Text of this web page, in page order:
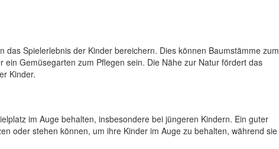
Spielerlebnis der Kinder bereichern. Dies können Baumstämme zum
Gemüsegarten zum Pflegen sein. Die Nähe zur Natur fördert das
Kinder.
im Auge behalten, insbesondere bei jüngeren Kindern. Ein guter
oder stehen können, um ihre Kinder im Auge zu behalten, während sie